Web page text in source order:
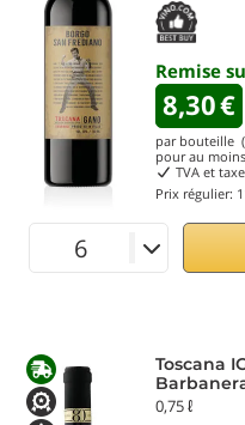
Remise
8,30€
par bouteille
pour au moins
TVA et
Prix régulier:
Toscana
0,75 ℓ